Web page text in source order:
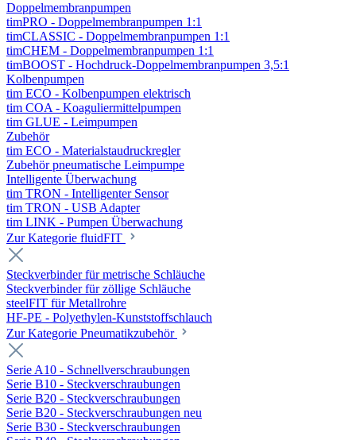
Doppelmembranpumpen
timPRO - Doppelmembranpumpen 1:1
timCLASSIC - Doppelmembranpumpen 1:1
timCHEM - Doppelmembranpumpen 1:1
timBOOST - Hochdruck-Doppelmembranpumpen 3,5:1
Kolbenpumpen
tim ECO - Kolbenpumpen elektrisch
tim COA - Koaguliermittelpumpen
tim GLUE - Leimpumpen
Zubehör
tim ECO - Materialstaudruckregler
Zubehör pneumatische Leimpumpe
Intelligente Überwachung
tim TRON - Intelligenter Sensor
tim TRON - USB Adapter
tim LINK - Pumpen Überwachung
Zur Kategorie fluidFIT
Steckverbinder für metrische Schläuche
Steckverbinder für zöllige Schläuche
steelFIT für Metallrohre
HF-PE - Polyethylen-Kunststoffschlauch
Zur Kategorie Pneumatikzubehör
Serie A10 - Schnellverschraubungen
Serie B10 - Steckverschraubungen
Serie B20 - Steckverschraubungen
Serie B20 - Steckverschraubungen neu
Serie B30 - Steckverschraubungen